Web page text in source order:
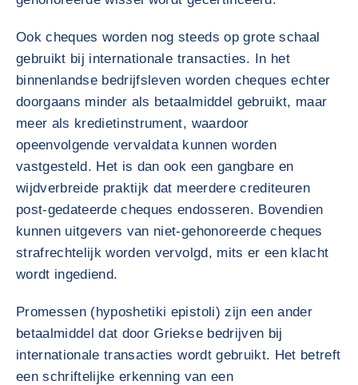
Ook cheques worden nog steeds op grote schaal
gebruikt bij internationale transacties. In het
binnenlandse bedrijfsleven worden cheques echter
doorgaans minder als betaalmiddel gebruikt, maar
meer als kredietinstrument, waardoor
opeenvolgende vervaldata kunnen worden
vastgesteld. Het is dan ook een gangbare en
wijdverbreide praktijk dat meerdere crediteuren
post-gedateerde cheques endosseren. Bovendien
kunnen uitgevers van niet-gehonoreerde cheques
strafrechtelijk worden vervolgd, mits er een klacht
wordt ingediend.
Promessen (hyposhetiki epistoli) zijn een ander
betaalmiddel dat door Griekse bedrijven bij
internationale transacties wordt gebruikt. Het betreft
een schriftelijke erkenning van een